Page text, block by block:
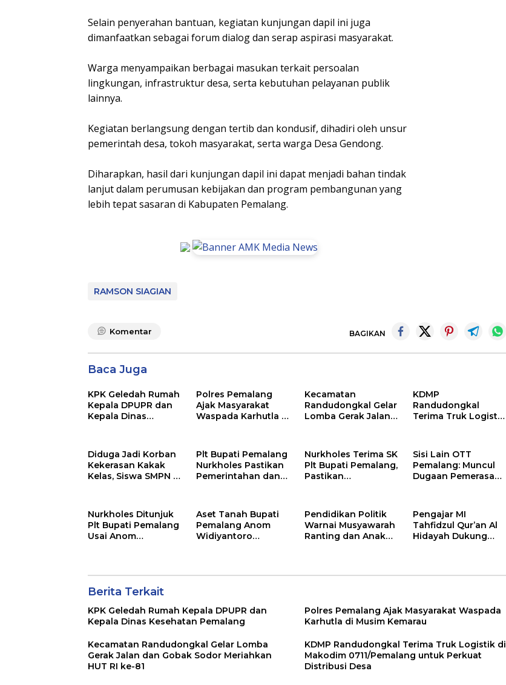
Selain penyerahan bantuan, kegiatan kunjungan dapil ini juga
dimanfaatkan sebagai forum dialog dan serap aspirasi masyarakat.
Warga menyampaikan berbagai masukan terkait persoalan
lingkungan, infrastruktur desa, serta kebutuhan pelayanan publik
lainnya.
Kegiatan berlangsung dengan tertib dan kondusif, dihadiri oleh unsur
pemerintah desa, tokoh masyarakat, serta warga Desa Gendong.
Diharapkan, hasil dari kunjungan dapil ini dapat menjadi bahan tindak
lanjut dalam perumusan kebijakan dan program pembangunan yang
lebih tepat sasaran di Kabupaten Pemalang.
RAMSON SIAGIAN
Komentar BAGIKAN
Baca Juga
KPK Geledah Rumah
Kepala DPUPR dan
Kepala Dinas
Polres Pemalang
Ajak Masyarakat
Waspada Karhutla di
Kecamatan
Randudongkal Gelar
Lomba Gerak Jalan
ke-81
KDMP
Randudongkal
Terima Truk Logistik
untuk Perkuat
Distribusi Desa
Diduga Jadi Korban
Kekerasan Kakak
Kelas, Siswa SMPN 4
Plt Bupati Pemalang
Nurkholes Pastikan
Pemerintahan dan
Nurkholes Terima SK
Plt Bupati Pemalang,
Pastikan
Sisi Lain OTT
Pemalang: Muncul
Dugaan Pemerasan
Nurkholes Ditunjuk
Plt Bupati Pemalang
Usai Anom
Aset Tanah Bupati
Pemalang Anom
Widiyantoro
KPK
Pendidikan Politik
Warnai Musyawarah
Ranting dan Anak
Kecamatan Belik
Pengajar MI
Tahfidzul Qur’an Al
Hidayah Dukung
Berita Terkait
KPK Geledah Rumah Kepala DPUPR dan
Kepala Dinas Kesehatan Pemalang
Polres Pemalang Ajak Masyarakat Waspada
Karhutla di Musim Kemarau
Kecamatan Randudongkal Gelar Lomba
Gerak Jalan dan Gobak Sodor Meriahkan
HUT RI ke-81
KDMP Randudongkal Terima Truk Logistik di
Makodim 0711/Pemalang untuk Perkuat
Distribusi Desa